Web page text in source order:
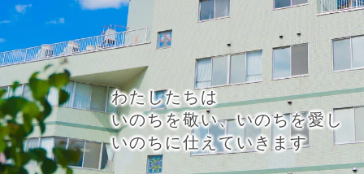
わたしたちは
いのちを敬い、いのちを愛し
いのちに仕えていきます